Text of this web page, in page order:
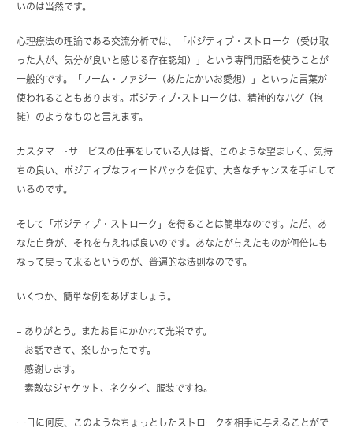
いのは当然です。
心理療法の理論である交流分析では、「ポジティブ・ストローク（受け取
った人が、気分が良いと感じる存在認知）」という専門用語を使うことが
一般的です。「ワーム・ファジー（あたたかいお愛想）」といった言葉が
使われることもあります。ポジティブ･ストロークは、精神的なハグ（抱
擁）のようなものと言えます。
カスタマー･サービスの仕事をしている人は皆、このような望ましく、気持
ちの良い、ポジティブなフィードバックを促す、大きなチャンスを手にして
いるのです。
そして「ポジティブ・ストローク」を得ることは簡単なのです。ただ、あ
なた自身が、それを与えれば良いのです。あなたが与えたものが何倍にも
なって戻って来るというのが、普遍的な法則なのです。
いくつか、簡単な例をあげましょう。
– ありがとう。またお目にかかれて光栄です。
– お話できて、楽しかったです。
– 感謝します。
– 素敵なジャケット、ネクタイ、服装ですね。
一日に何度、このようなちょっとしたストロークを相手に与えることがで